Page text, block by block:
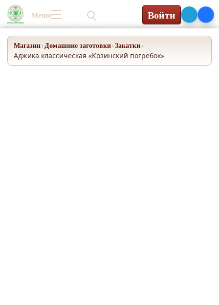
Меню Войти
Магазин›Домашние заготовки›Закатки›
Аджика классическая «Козинский погребок»